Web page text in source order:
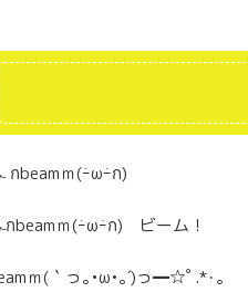
beamｍ(ｰ̀ωｰ́ก)
beamｍ(ｰ̀ωｰ́ก) ビーム！
ｍ(｀っ｡•ω•｡´)っ━☆ﾟ.*･｡